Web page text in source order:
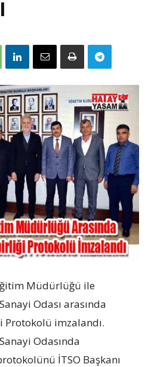
Müdürlüğü ile
Odası arasında
imzalandı.
Odasında
İTSO Başkanı